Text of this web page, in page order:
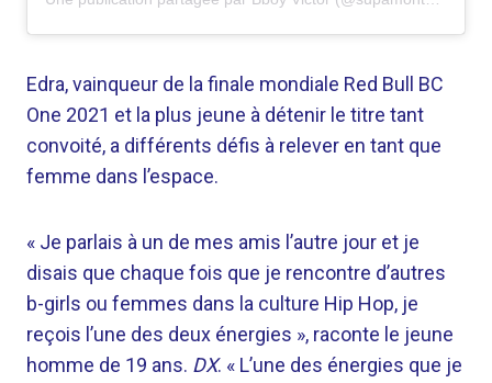
Edra, vainqueur de la finale mondiale Red Bull BC
One 2021 et la plus jeune à détenir le titre tant
convoité, a différents défis à relever en tant que
femme dans l’espace.
« Je parlais à un de mes amis l’autre jour et je
disais que chaque fois que je rencontre d’autres
b-girls ou femmes dans la culture Hip Hop, je
reçois l’une des deux énergies », raconte le jeune
homme de 19 ans. DX. « L’une des énergies que je